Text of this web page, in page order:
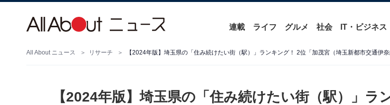
連載 ライフ グルメ 社会 IT・ビジネス
All About ニュース リサーチ
【2024年版】埼玉県の「住み続けたい街（駅）」ラ